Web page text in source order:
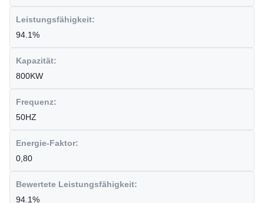
Leistungsfähigkeit:
94.1%
Kapazität:
800KW
Frequenz:
50HZ
Energie-Faktor:
0,80
Bewertete Leistungsfähigkeit:
94.1%